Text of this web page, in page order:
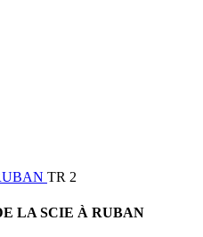
TR 2
LA SCIE À RUBAN